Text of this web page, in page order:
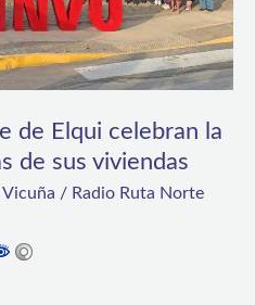
de Elqui celebran la
de sus viviendas
Vicuña / Radio Ruta Norte